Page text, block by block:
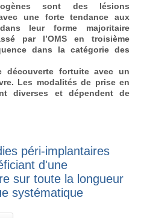
sont des lésions
une forte tendance aux
leur forme majoritaire
par l’OMS en troisième
dans la catégorie des
fortuite avec un
Les modalités de prise en
diverses et dépendent de
péri-implantaires
d'une
sur toute la longueur
systématique